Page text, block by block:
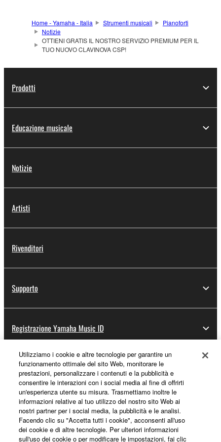
Home - Yamaha - Italia Strumenti musicali
Pianoforti
Notizie
OTTIENI GRATIS IL NOSTRO SERVIZIO PREMIUM PER IL
TUO NUOVO CLAVINOVA CSP!
Prodotti
Educazione musicale
Notizie
Artisti
Rivenditori
Supporto
Registrazione Yamaha Music ID
Informazioni su Yamaha
Italia - Italian
Affari
Utilizziamo i cookie e altre tecnologie per garantire un
funzionamento ottimale del sito Web, monitorare le
prestazioni, personalizzare i contenuti e la pubblicità e
consentire le interazioni con i social media al fine di offrirti
un'esperienza utente su misura. Trasmettiamo inoltre le
informazioni relative al tuo utilizzo del nostro sito Web ai
nostri partner per i social media, la pubblicità e le analisi.
Facendo clic su "Accetta tutti i cookie", acconsenti all'uso
dei cookie e di altre tecnologie. Per ulteriori informazioni
sull'uso dei cookie o per modificare le impostazioni, fai clic